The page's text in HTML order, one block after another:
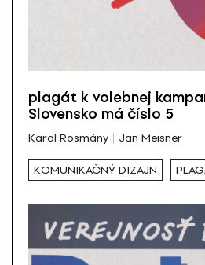
plagát k volebnej
Slovensko má číslo 5
Karol Rosmány Jan Meisner
KOMUNIKAČNÝ DIZAJN